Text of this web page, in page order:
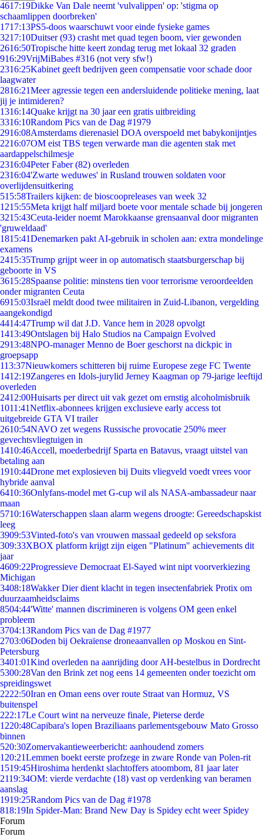
4617:19Dikke Van Dale neemt 'vulvalippen' op: 'stigma op
schaamlippen doorbreken'
1717:13PS5-doos waarschuwt voor einde fysieke games
3217:10Duitser (93) crasht met quad tegen boom, vier gewonden
2616:50Tropische hitte keert zondag terug met lokaal 32 graden
916:29VrijMiBabes #316 (not very sfw!)
2316:25Kabinet geeft bedrijven geen compensatie voor schade door
laagwater
2816:21Meer agressie tegen een andersluidende politieke mening, laat
jij je intimideren?
1316:14Quake krijgt na 30 jaar een gratis uitbreiding
3316:10Random Pics van de Dag #1979
2916:08Amsterdams dierenasiel DOA overspoeld met babykonijntjes
2216:07OM eist TBS tegen verwarde man die agenten stak met
aardappelschilmesje
2316:04Peter Faber (82) overleden
2316:04'Zwarte weduwes' in Rusland trouwen soldaten voor
overlijdensuitkering
515:58Trailers kijken: de bioscoopreleases van week 32
1215:55Meta krijgt half miljard boete voor mentale schade bij jongeren
3215:43Ceuta-leider noemt Marokkaanse grensaanval door migranten
'gruweldaad'
1815:41Denemarken pakt AI-gebruik in scholen aan: extra mondelinge
examens
2415:35Trump grijpt weer in op automatisch staatsburgerschap bij
geboorte in VS
3615:28Spaanse politie: minstens tien voor terrorisme veroordeelden
onder migranten Ceuta
6915:03Israël meldt dood twee militairen in Zuid-Libanon, vergelding
aangekondigd
4414:47Trump wil dat J.D. Vance hem in 2028 opvolgt
1413:49Ontslagen bij Halo Studios na Campaign Evolved
2913:48NPO-manager Menno de Boer geschorst na dickpic in
groepsapp
113:37Nieuwkomers schitteren bij ruime Europese zege FC Twente
1412:19Zangeres en Idols-jurylid Jerney Kaagman op 79-jarige leeftijd
overleden
2412:00Huisarts per direct uit vak gezet om ernstig alcoholmisbruik
1011:41Netflix-abonnees krijgen exclusieve early access tot
uitgebreide GTA VI trailer
2610:54NAVO zet wegens Russische provocatie 250% meer
gevechtsvliegtuigen in
1410:46Accell, moederbedrijf Sparta en Batavus, vraagt uitstel van
betaling aan
1910:44Drone met explosieven bij Duits vliegveld voedt vrees voor
hybride aanval
6410:36Onlyfans-model met G-cup wil als NASA-ambassadeur naar
maan
5710:16Waterschappen slaan alarm wegens droogte: Gereedschapskist
leeg
3909:53Vinted-foto's van vrouwen massaal gedeeld op seksfora
309:33XBOX platform krijgt zijn eigen "Platinum" achievements dit
jaar
4609:22Progressieve Democraat El-Sayed wint nipt voorverkiezing
Michigan
3408:18Wakker Dier dient klacht in tegen insectenfabriek Protix om
duurzaamheidsclaims
8504:44'Witte' mannen discrimineren is volgens OM geen enkel
probleem
3704:13Random Pics van de Dag #1977
2703:06Doden bij Oekraïense droneaanvallen op Moskou en Sint-
Petersburg
3401:01Kind overleden na aanrijding door AH-bestelbus in Dordrecht
5300:28Van den Brink zet nog eens 14 gemeenten onder toezicht om
spreidingswet
2222:50Iran en Oman eens over route Straat van Hormuz, VS
buitenspel
222:17Le Court wint na nerveuze finale, Pieterse derde
1220:48Capibara's lopen Braziliaans parlementsgebouw Mato Grosso
binnen
520:30Zomervakantieweerbericht: aanhoudend zomers
1 20:21Lemmen boekt eerste profzege in zware Ronde van Polen-rit
1519:45Hiroshima herdenkt slachtoffers atoombom, 81 jaar later
2119:34OM: vierde verdachte (18) vast op verdenking van beramen
aanslag
1919:25Random Pics van de Dag #1978
818:19In Spider-Man: Brand New Day is Spidey echt weer Spidey
Forum
Forum